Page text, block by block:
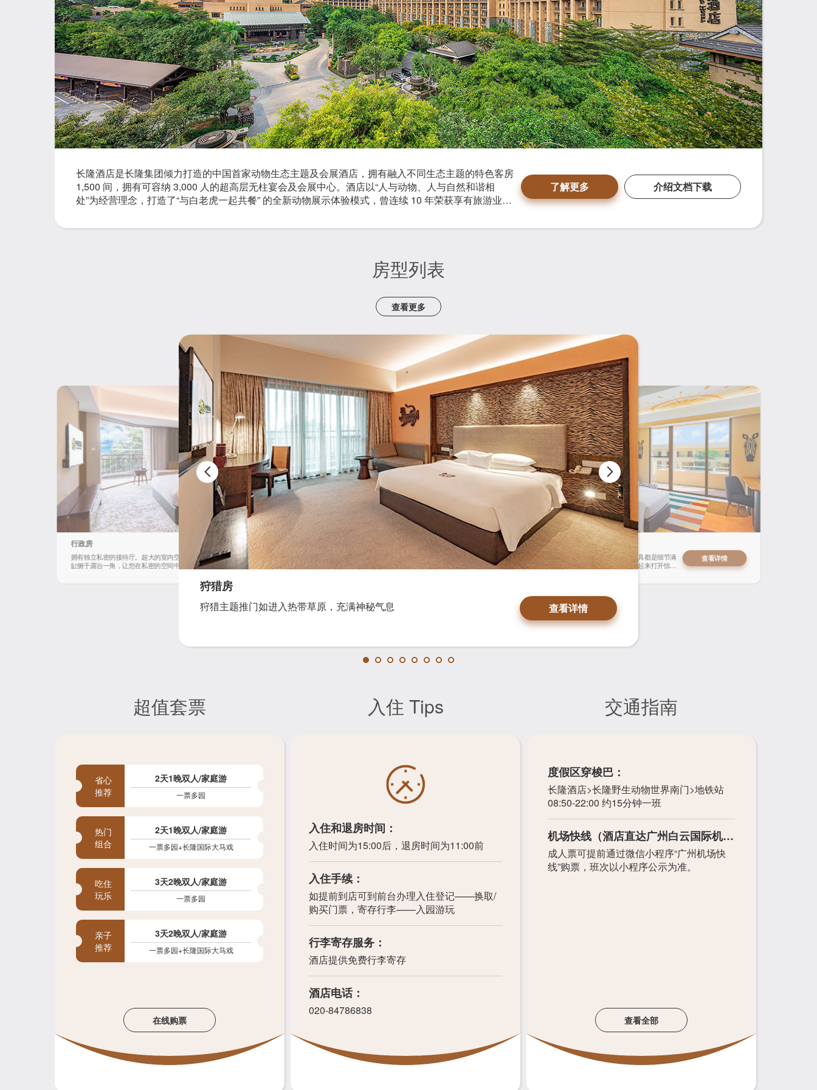
长隆酒店是长隆集团倾力打造的中国首家动物生态主题及会展酒店，拥有融入不同生态主题的特色客房
1,500 间，拥有可容纳 3,000 人的超高层无柱宴会及会展中心。酒店以“人与动物、人与自然和谐相
处”为经营理念，打造了“与白老虎一起共餐” 的全新动物展示体验模式，曾连续 10 年荣获享有旅游业界
了解更多 介绍文档下载
房型列表
查看更多
狩猎房
狩猎主题推门如进入热带草原，充满神秘气息 查看详情
以非洲动物大迁徙为灵感，房间多种动物主题，从装修到家具都是细节满
满，每个房间都像独一无二的大型盲盒。大朋友小朋友们一起来打开惊喜
查看详情
野趣房
野趣房墙上的双鱼带出鸟和鱼的恋曲；房内装饰和用品都贴合鱼的主题，
探趣亲子房
为多胎家庭贴心设计的亲子房，大胆融入各种动物主题，仿佛身临其境置
身动物家园之余，大人小朋友都还可以拥有自己的专属小空间。房间更多
查看详情
亲子房
温馨舒适的客房是孩子们一天游园归来的最佳放松空间，专门为一家人设
查看详情
家庭房
温馨的家庭房是亲子家庭出游的好选择，房间从整体布局到客房用品，都
为携家人出游的您作细致入微的贴心准备。家庭房配有小童专属用品以
查看详情
原木墙壁和大理石地板，烘托原生态的自然霸气。落地大玻璃窗，将室内
和室外的空间连为一体，低头俯视即是高贵雪虎生活的动物岛。
查看详情
行政房
拥有独立私密的接待厅。超大的室内空间让身心全面舒展，造型古典的浴
缸侧于露台一角，让您在私密的空间中沐浴美景。
查看详情
超值套票
省心
推荐
2天1晚双人/家庭游
一票多园
热门
组合
2天1晚双人/家庭游
一票多园+长隆国际大马戏
吃住
玩乐
3天2晚双人/家庭游
一票多园
亲子
推荐
3天2晚双人/家庭游
一票多园+长隆国际大马戏
在线购票
入住 Tips
入住和退房时间：
入住时间为15:00后，退房时间为11:00前
入住手续：
如提前到店可到前台办理入住登记——换取/
购买门票，寄存行李——入园游玩
行李寄存服务：
酒店提供免费行李寄存
酒店电话：
020-84786838
交通指南
度假区穿梭巴：
长隆酒店>长隆野生动物世界南门>地铁站
08:50-22:00 约15分钟一班
机场快线（酒店直达广州白云国际机
场）：
成人票可提前通过微信小程序“广州机场快
线”购票，班次以小程序公示为准。
查看全部